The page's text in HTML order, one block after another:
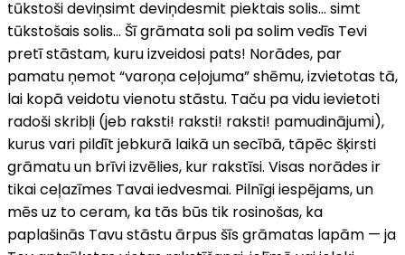
tūkstoši deviņsimt deviņdesmit piektais solis... simt
tūkstošais solis... Šī grāmata soli pa solim vedīs Tevi
pretī stāstam, kuru izveidosi pats! Norādes, par
pamatu ņemot “varoņa ceļojuma” shēmu, izvietotas tā,
lai kopā veidotu vienotu stāstu. Taču pa vidu ievietoti
radoši skribļi (jeb raksti! raksti! raksti! pamudinājumi),
kurus vari pildīt jebkurā laikā un secībā, tāpēc šķirsti
grāmatu un brīvi izvēlies, kur rakstīsi. Visas norādes ir
tikai ceļazīmes Tavai iedvesmai. Pilnīgi iespējams, un
mēs uz to ceram, ka tās būs tik rosinošas, ka
paplašinās Tavu stāstu ārpus šīs grāmatas lapām — ja